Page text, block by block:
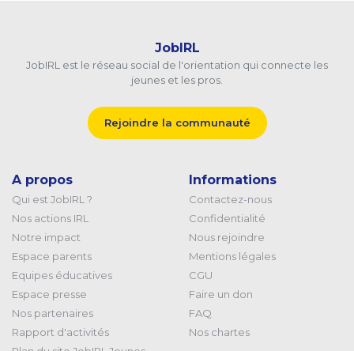
JobIRL
JobIRL est le réseau social de l'orientation qui connecte les
jeunes et les pros.
Rejoindre la communauté
A propos
Qui est JobIRL ?
Nos actions IRL
Notre impact
Espace parents
Equipes éducatives
Espace presse
Nos partenaires
Rapport d'activités
Informations
Contactez-nous
Confidentialité
Nous rejoindre
Mentions légales
CGU
Faire un don
FAQ
Nos chartes